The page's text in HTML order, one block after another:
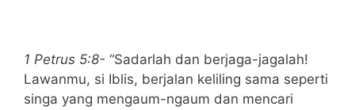
1 Petrus 5:8- “Sadarlah dan berjaga-jagalah!
Lawanmu, si Iblis, berjalan keliling sama seperti
singa yang mengaum-ngaum dan mencari